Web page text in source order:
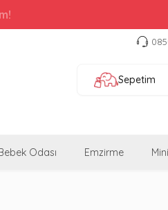
Sepetim
Odası Emzirme